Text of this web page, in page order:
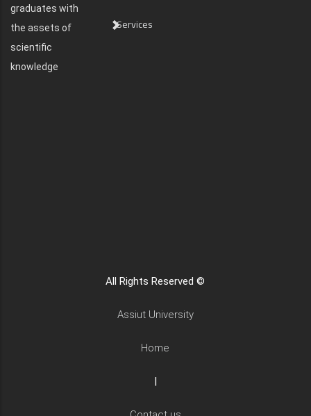
graduates with
the assets of
scientific
knowledge
Services
All Rights Reserved ©
Assiut University
Home
|